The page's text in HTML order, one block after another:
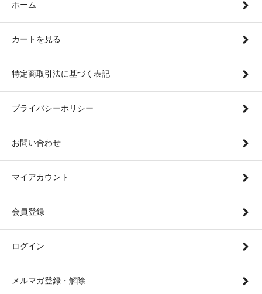
ホーム
カートを見る
特定商取引法に基づく表記
プライバシーポリシー
お問い合わせ
マイアカウント
会員登録
ログイン
メルマガ登録・解除